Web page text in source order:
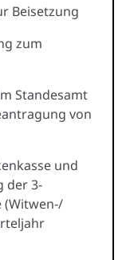
Beisetzung
zum
Standesamt
von
und
der 3-
(Witwen-/